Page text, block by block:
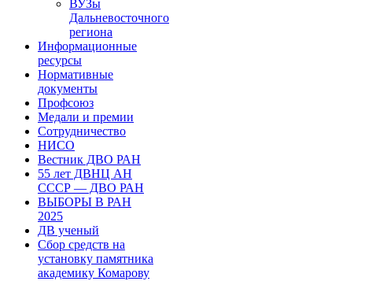
ВУЗы
Дальневосточного
региона
Информационные
ресурсы
Нормативные
документы
Профсоюз
Медали и премии
Сотрудничество
НИСО
Вестник ДВО РАН
55 лет ДВНЦ АН
СССР — ДВО РАН
ВЫБОРЫ В РАН
2025
ДВ ученый
Сбор средств на
установку памятника
академику Комарову